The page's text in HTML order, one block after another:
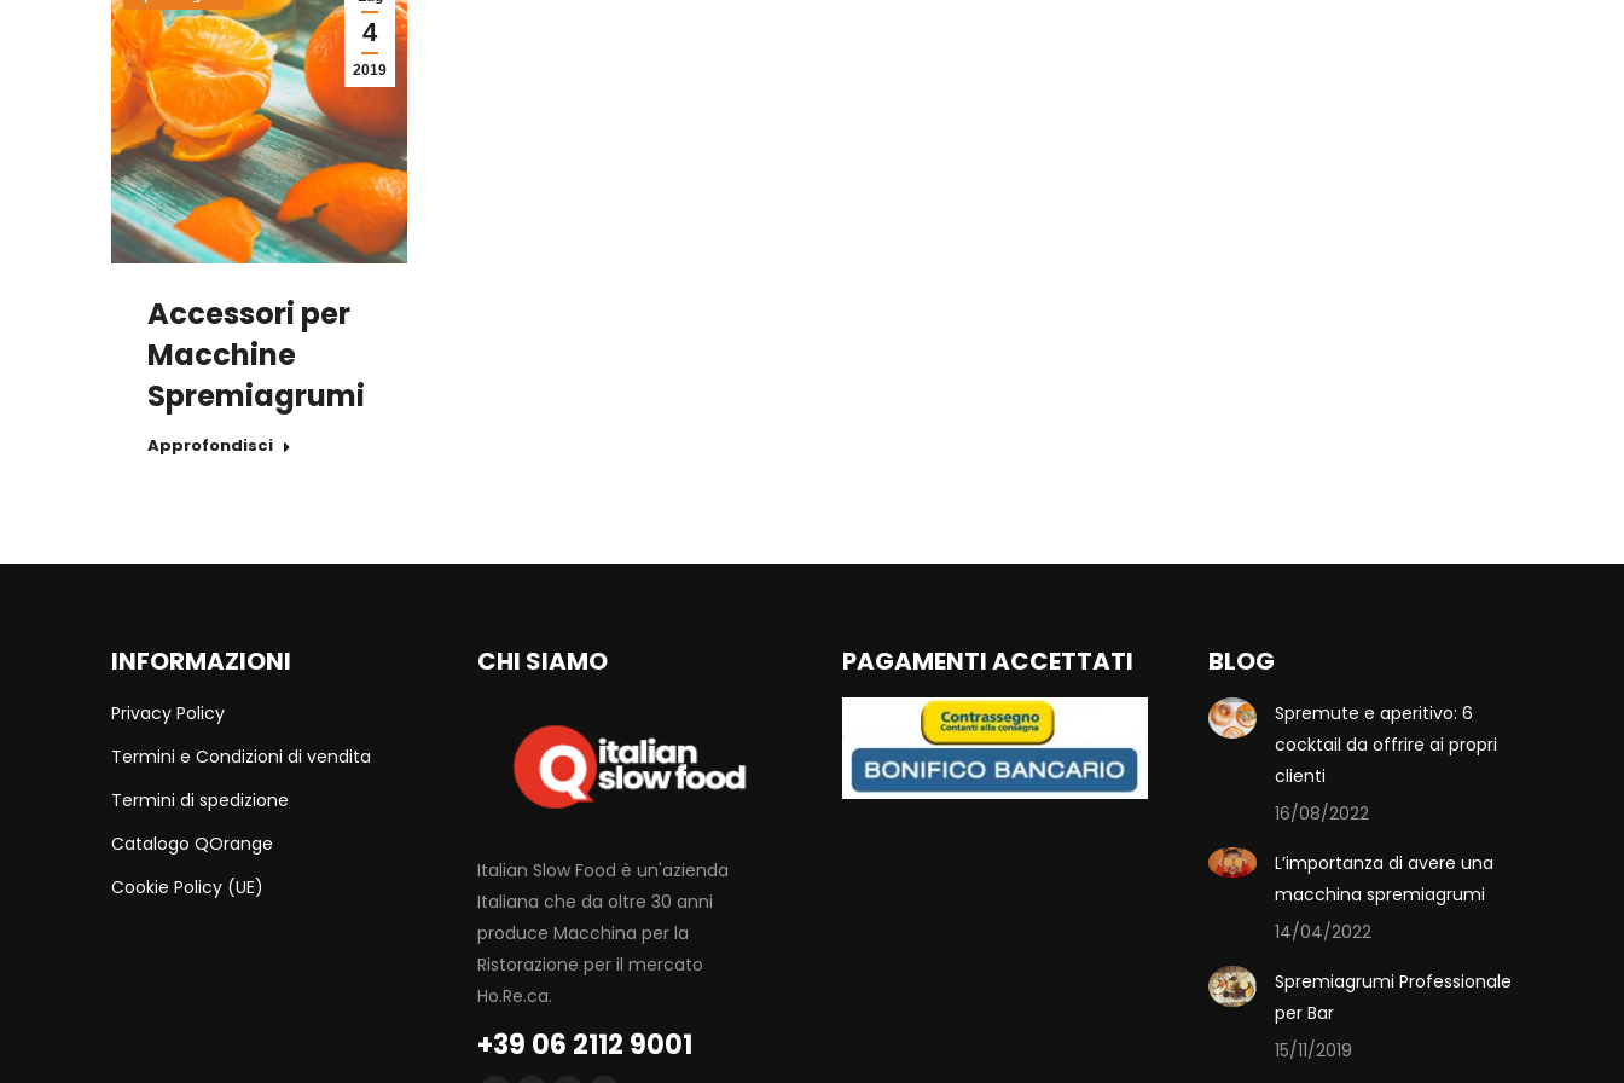
4
2019
Accessori per
Macchine
Spremiagrumi
Approfondisci
INFORMAZIONI
Privacy Policy
Termini e Condizioni di vendita
Termini di spedizione
Catalogo QOrange
Cookie Policy (UE)
CHI SIAMO
Italian Slow Food è un'azienda
Italiana che da oltre 30 anni
produce Macchina per la
Ristorazione per il mercato
Ho.Re.ca.
+39 06 2112 9001
PAGAMENTI ACCETTATI BLOG
Spremute e aperitivo: 6
cocktail da offrire ai propri
clienti
16/08/2022
L’importanza di avere una
macchina spremiagrumi
14/04/2022
Spremiagrumi Professionale
per Bar
15/11/2019